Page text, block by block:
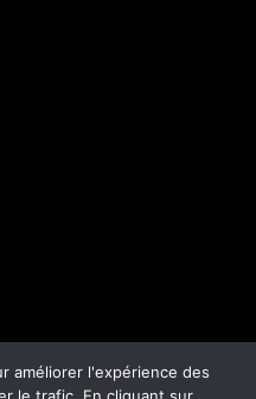
améliorer l'expérience des